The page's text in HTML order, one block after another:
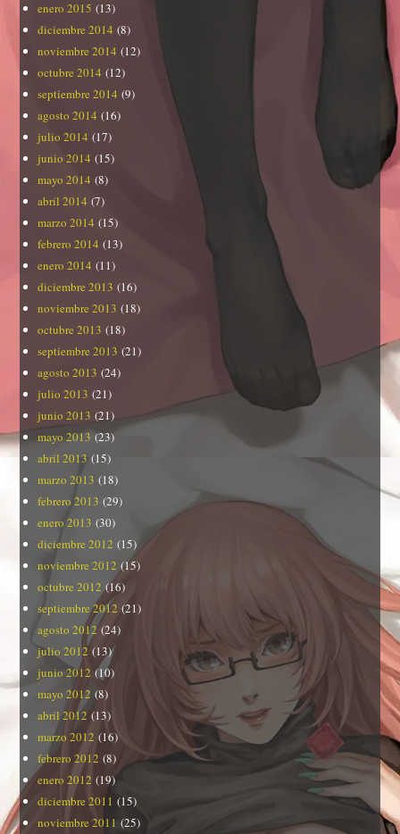
enero 2015 (13)
diciembre 2014 (8)
noviembre 2014 (12)
octubre 2014 (12)
septiembre 2014 (9)
agosto 2014 (16)
julio 2014 (17)
junio 2014 (15)
mayo 2014 (8)
abril 2014 (7)
marzo 2014 (15)
febrero 2014 (13)
enero 2014 (11)
diciembre 2013 (16)
noviembre 2013 (18)
octubre 2013 (18)
septiembre 2013 (21)
agosto 2013 (24)
julio 2013 (21)
junio 2013 (21)
mayo 2013 (23)
abril 2013 (15)
marzo 2013 (18)
febrero 2013 (29)
enero 2013 (30)
diciembre 2012 (15)
noviembre 2012 (15)
octubre 2012 (16)
septiembre 2012 (21)
agosto 2012(24)
julio 2012 (13)
junio 2012 (10)
mayo 2012 (8)
abril 2012 (13)
marzo 2012 (16)
febrero 2012 (8)
enero 2012 (19)
diciembre 2011 (15)
noviembre 2011 (25)